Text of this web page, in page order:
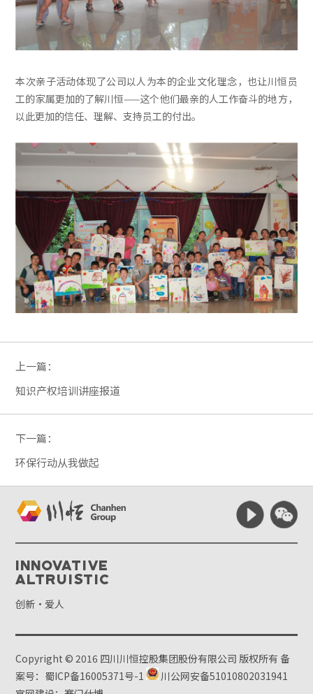
本次亲子活动体现了公司以人为本的企业文化理念，也让川恒员
工的家属更加的了解川恒——这个他们最亲的人工作奋斗的地方，
以此更加的信任、理解、支持员工的付出。
上一篇：
知识产权培训讲座报道
下一篇：
环保行动从我做起
Innovative
Altruistic
创新·爱人
Copyright © 2016 四川川恒控股集团股份有限公司 版权所有备
案号：蜀ICP备16005371号-1
川公网安备51010802031941